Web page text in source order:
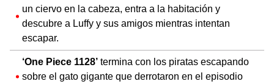
un ciervo en la cabeza, entra a la habitación y
descubre a Luffy y sus amigos mientras intentan
escapar.
‘One Piece 1128’ termina con los piratas escapando
sobre el gato gigante que derrotaron en el episodio